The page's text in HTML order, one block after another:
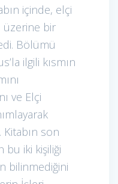
içinde, elçi
üzerine bir
Bölümü
ilgili kısmın
ve Elçi
Kitabın son
bu iki kişiliği
bilinmediğini